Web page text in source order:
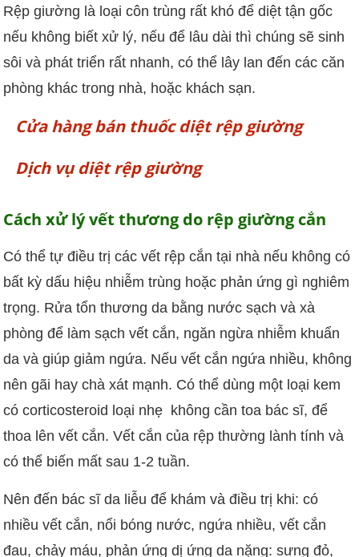
Rệp giường là loại côn trùng rất khó để diệt tận gốc
nếu không biết xử lý, nếu để lâu dài thì chúng sẽ sinh
sôi và phát triển rất nhanh, có thể lây lan đến các căn
phòng khác trong nhà, hoặc khách sạn.
Cửa hàng bán thuốc diệt rệp giường
Dịch vụ diệt rệp giường
Cách xử lý vết thương do rệp giường cắn
Có thể tự điều trị các vết rệp cắn tại nhà nếu không có
bất kỳ dấu hiệu nhiễm trùng hoặc phản ứng gì nghiêm
trọng. Rửa tổn thương da bằng nước sạch và xà
phòng để làm sạch vết cắn, ngăn ngừa nhiễm khuẩn
da và giúp giảm ngứa. Nếu vết cắn ngứa nhiều, không
nên gãi hay chà xát mạnh. Có thể dùng một loại kem
có corticosteroid loại nhẹ không cần toa bác sĩ, để
thoa lên vết cắn. Vết cắn của rệp thường lành tính và
có thể biến mất sau 1-2 tuần.
Nên đến bác sĩ da liễu để khám và điều trị khi: có
nhiều vết cắn, nổi bóng nước, ngứa nhiều, vết cắn
đau, chảy máu, phản ứng dị ứng da nặng: sưng đỏ,